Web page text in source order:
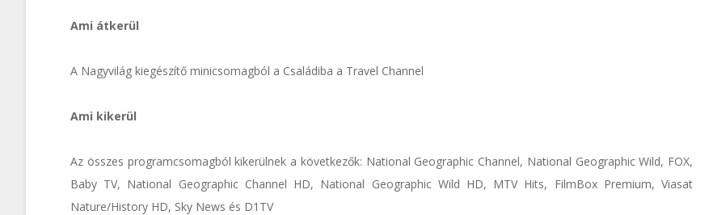
Ami átkerül
A Nagyvilág kiegészítő minicsomagból a Családiba a Travel Channel
Ami kikerül
Az összes programcsomagból kikerülnek a következők: National Geographic Channel, National Geographic Wild, FOX,
Baby TV, National Geographic Channel HD, National Geographic Wild HD, MTV Hits, FilmBox Premium, Viasat
Nature/History HD, Sky News és D1TV